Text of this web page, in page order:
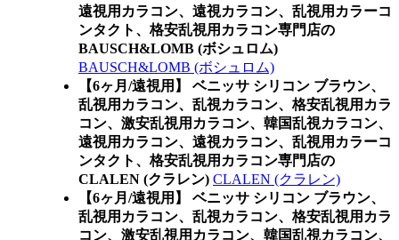
遠視用カラコン、遠視カラコン、乱視用カラーコ
ンタクト、格安乱視用カラコン専門店の
BAUSCH&LOMB (ボシュロム)
BAUSCH&LOMB (ボシュロム)
【6ヶ月/遠視用】 ベニッサ シリコン ブラウン、
乱視用カラコン、乱視カラコン、格安乱視用カラ
コン、激安乱視用カラコン、韓国乱視カラコン、
遠視用カラコン、遠視カラコン、乱視用カラーコ
ンタクト、格安乱視用カラコン専門店の
CLALEN (クラレン) CLALEN (クラレン)
【6ヶ月/遠視用】 ベニッサ シリコン ブラウン、
乱視用カラコン、乱視カラコン、格安乱視用カラ
コン、激安乱視用カラコン、韓国乱視カラコン、